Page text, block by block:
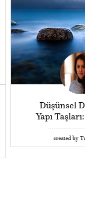
Düşünsel
Yapı
created by